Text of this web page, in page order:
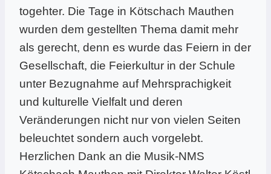
togehter. Die Tage in Kötschach Mauthen
wurden dem gestellten Thema damit mehr
als gerecht, denn es wurde das Feiern in der
Gesellschaft, die Feierkultur in der Schule
unter Bezugnahme auf Mehrsprachigkeit
und kulturelle Vielfalt und deren
Veränderungen nicht nur von vielen Seiten
beleuchtet sondern auch vorgelebt.
Herzlichen Dank an die Musik-NMS